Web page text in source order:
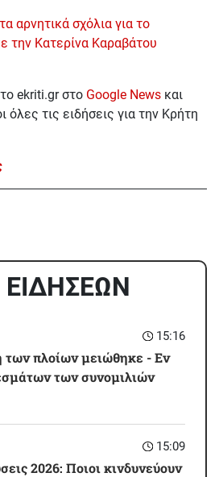
αρνητικά σχόλια για το
την Κατερίνα Καραβάτου
ekriti.gr στο Google News και
όλες τις ειδήσεις για την Κρήτη
15:16
των πλοίων μειώθηκε - Εν
των συνομιλιών
15:09
2026: Ποιοι κινδυνεύουν